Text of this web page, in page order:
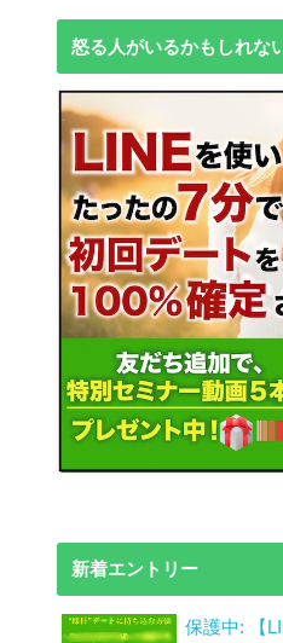
怒る人がいるかもしれな
新着エントリー
保護中: 【